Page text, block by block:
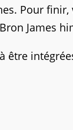
Pour
James
être